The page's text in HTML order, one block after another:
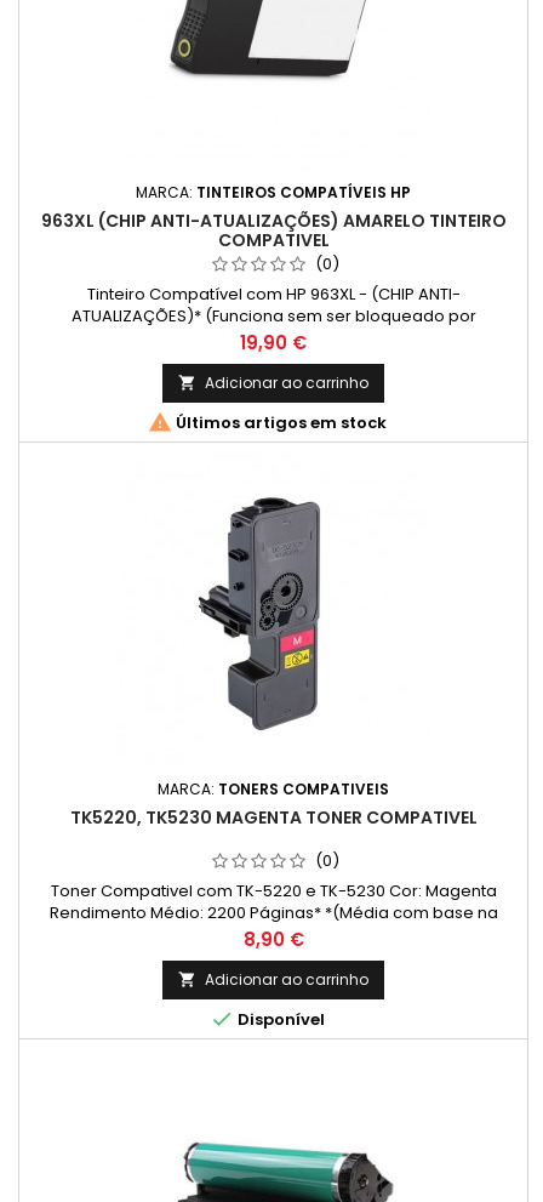
MARCA: TINTEIROS COMPATÍVEIS HP
963XL (CHIP ANTI-ATUALIZAÇÕES) AMARELO TINTEIRO
COMPATIVEL
(0)
Tinteiro Compatível com HP 963XL - (CHIP ANTI-
ATUALIZAÇÕES)* (Funciona sem ser bloqueado por
atualizações da HP) Cor: Amarelo Rendimento Médio:
1600 Páginas* *(Média com base na norma ISO/IEC 24711 e
impressão contínua. O rendimento real varia
consideravelmente com base no conteúdo das páginas
impressas e noutros factores.)
Preço
19,90 €
 Adicionar ao carrinho
 Últimos artigos em stock
MARCA: TONERS COMPATIVEIS
TK5220, TK5230 MAGENTA TONER COMPATIVEL
(0)
Toner Compativel com TK-5220 e TK-5230 Cor: Magenta
Rendimento Médio: 2200 Páginas* *(Média com base na
norma ISO/IEC 24711 e impressão contínua. O rendimento real
varia consideravelmente com base no conteúdo das
páginas impressas e noutros factores.)
Preço
8,90 €
 Adicionar ao carrinho
 Disponível